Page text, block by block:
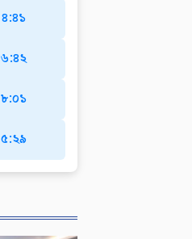
৪:৪১
৬:৪২
৮:০১
৫:২৯